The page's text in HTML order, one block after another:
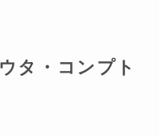
タ・コンプト